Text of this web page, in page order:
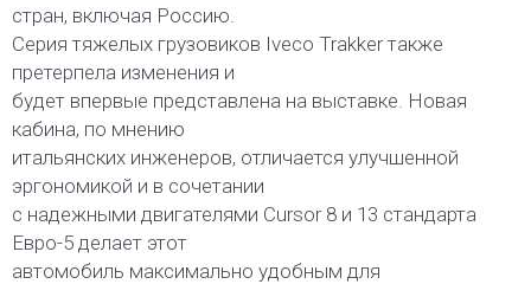
стран, включая Россию.
Серия тяжелых грузовиков Iveco Trakker также
претерпела изменения и
будет впервые представлена на выставке. Новая
кабина, по мнению
итальянских инженеров, отличается улучшенной
эргономикой и в сочетании
с надежными двигателями Cursor 8 и 13 стандарта
Евро-5 делает этот
автомобиль максимально удобным для